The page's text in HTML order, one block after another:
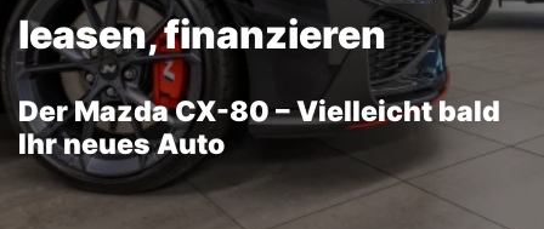
leasen, finanzieren
Der Mazda CX-80 – Vielleicht bald
Ihr neues Auto